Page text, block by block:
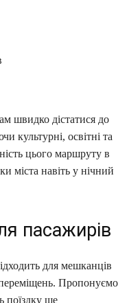
швидко дістатися до
культурні, освітні та
цього маршруту в
міста навіть у нічний
пасажирів
для мешканців
Пропонуємо
поїздку ще